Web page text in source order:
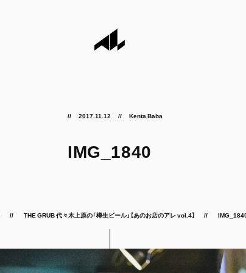
2017.11.12 Kenta Baba
IMG_1840
THE GRUB 代々木上原の「樽生ビール」【あのお店のアレ vol.4】